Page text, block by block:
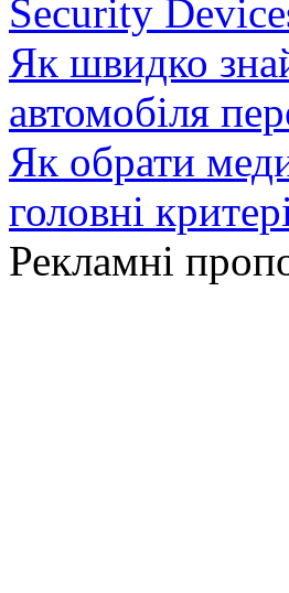
Security
Як швидко
автомобіля
Як обрати
головні
Рекламні